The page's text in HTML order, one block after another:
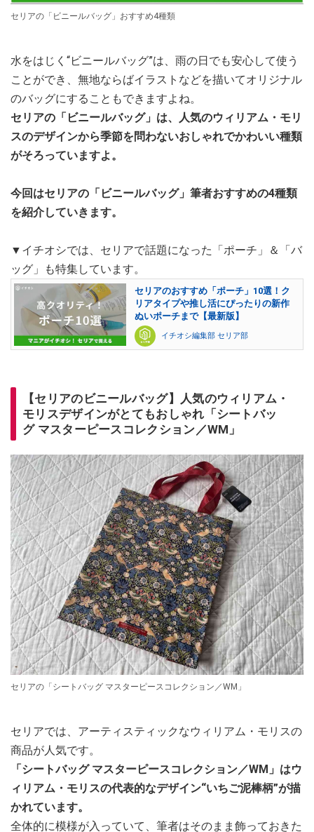
セリアの「ビニールバッグ」おすすめ4種類
水をはじく“ビニールバッグ”は、雨の日でも安心して使う
ことができ、無地ならばイラストなどを描いてオリジナル
のバッグにすることもできますよね。
セリアの「ビニールバッグ」は、人気のウィリアム・モリ
スのデザインから季節を問わないおしゃれでかわいい種類
がそろっていますよ。
今回はセリアの「ビニールバッグ」筆者おすすめの4種類
を紹介していきます。
▼イチオシでは、セリアで話題になった「ポーチ」＆「バ
ッグ」も特集しています。
セリアのおすすめ「ポーチ」10選！ク
リアタイプや推し活にぴったりの新作
ぬいポーチまで【最新版】
イチオシ編集部 セリア部
【セリアのビニールバッグ】人気のウィリアム・
モリスデザインがとてもおしゃれ「シートバッ
グ マスターピースコレクション／WM」
セリアの「シートバッグ マスターピースコレクション／WM」
セリアでは、アーティスティックなウィリアム・モリスの
商品が人気です。
「シートバッグ マスターピースコレクション／WM」はウ
ィリアム・モリスの代表的なデザイン“いちご泥棒柄”が描
かれています。
全体的に模様が入っていて、筆者はそのまま飾っておきた